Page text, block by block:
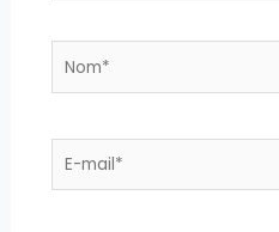
Nom*
E-